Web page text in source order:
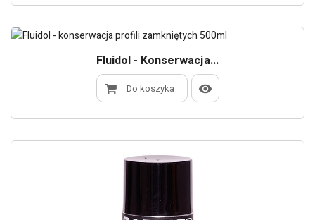
Fluidol - Konserwacja...
Do koszyka